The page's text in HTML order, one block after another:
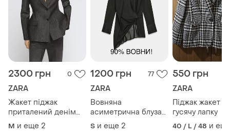
2300 грн 0
ZARA
Жакет піджак
приталений денім
від zara джинсовий
M и еще 2
1200 грн 77
ZARA
Вовняна
асиметрична блуза
сорочка на запах
zara
S и еще 2
550 грн
ZARA
Піджак жакет в
гусячу лапку
40 / L / 48 и